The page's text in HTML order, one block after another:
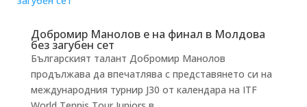
Добромир Манолов е на финал в Молдова
без загубен сет
Българският талант Добромир Манолов
продължава да впечатлява с представянето си на
международния турнир J30 от календара на ITF